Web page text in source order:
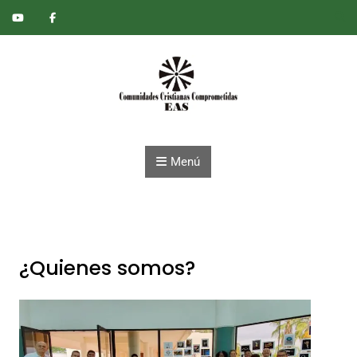
Saltar al contenido
Menú
¿Quienes somos?